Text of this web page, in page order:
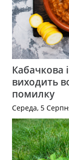
Кабачкова
виходить
помилку
Середа, 5